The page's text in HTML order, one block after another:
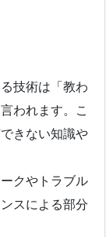
技術は「教わ
われます。こ
きない知識や
クやトラブル
スによる部分